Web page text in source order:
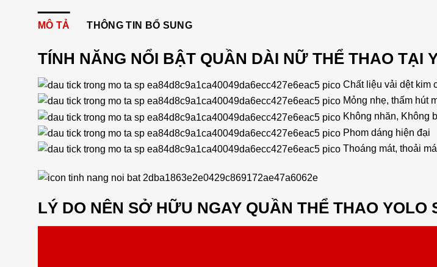
MÔ TẢ THÔNG TIN BỔ SUNG
TÍNH NĂNG NỔI BẬT QUẦN DÀI NỮ THỂ THAO TẠI
Chất liệu vải dệt kim
Mỏng nhẹ, thấm hút
Không nhăn, Không
Phom dáng hiện đại
Thoáng mát, thoải
LÝ DO NÊN SỞ HỮU NGAY QUẦN THỂ THAO YOLO